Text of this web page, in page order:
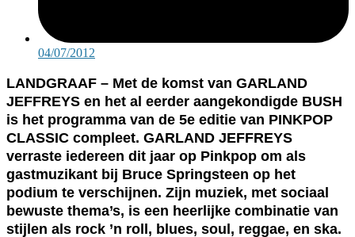
04/07/2012
LANDGRAAF – Met de komst van GARLAND
JEFFREYS en het al eerder aangekondigde BUSH
is het programma van de 5e editie van PINKPOP
CLASSIC compleet. GARLAND JEFFREYS
verraste iedereen dit jaar op Pinkpop om als
gastmuzikant bij Bruce Springsteen op het
podium te verschijnen. Zijn muziek, met sociaal
bewuste thema’s, is een heerlijke combinatie van
stijlen als rock ’n roll, blues, soul, reggae, en ska.